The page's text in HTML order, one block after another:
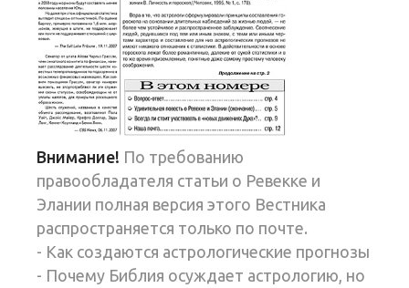
Внимание! По требованию
правообладателя статьи о Ревекке и
Элании полная версия этого Вестника
распространяется только по почте.
- Как создаются астрологические прогнозы
- Почему Библия осуждает астрологию, но